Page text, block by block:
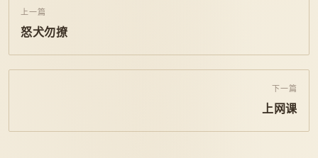
上一篇
怒犬勿撩
下一篇
上网课